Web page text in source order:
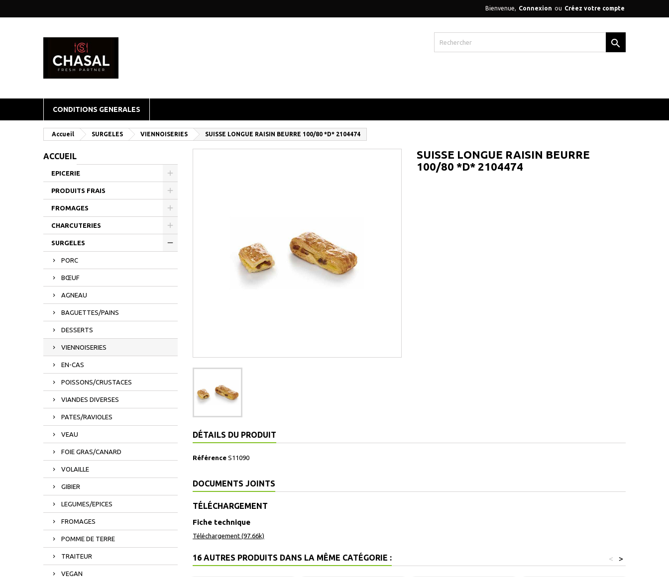
Bienvenue, Connexion ou Créez votre compte

CONDITIONS GENERALES
Accueil SURGELES VIENNOISERIES SUISSE LONGUE RAISIN BEURRE 100/80 *D* 2104474
ACCUEIL
EPICERIE
PRODUITS FRAIS
FROMAGES
CHARCUTERIES
SURGELES
PORC
BŒUF
AGNEAU
BAGUETTES/PAINS
DESSERTS
VIENNOISERIES
EN-CAS
POISSONS/CRUSTACES
VIANDES DIVERSES
PATES/RAVIOLES
VEAU
FOIE GRAS/CANARD
VOLAILLE
GIBIER
LEGUMES/EPICES
FROMAGES
POMME DE TERRE
TRAITEUR
VEGAN
SUISSE LONGUE RAISIN BEURRE
100/80 *D* 2104474
DÉTAILS DU PRODUIT
Référence S11090
DOCUMENTS JOINTS
TÉLÉCHARGEMENT
Fiche technique
Téléchargement (97.66k)
16 AUTRES PRODUITS DANS LA MÊME CATÉGORIE : >
<